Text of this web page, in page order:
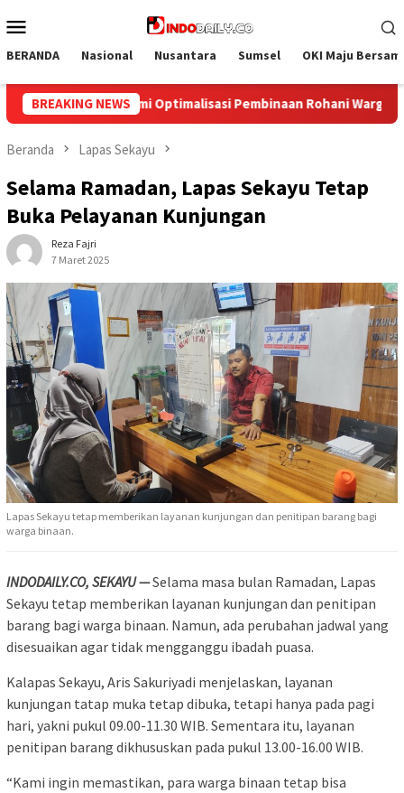
ke
Mobile
BERANDA Nasional Nusantara Sumsel OKI Maju
BREAKING NEWS
Warga Binaan Bangun Kesamaan Persepsi, Lapas
Beranda Lapas Sekayu
Selama Ramadan, Lapas Sekayu Tetap
Buka Pelayanan Kunjungan
Reza Fajri
7 Maret 2025
Lapas Sekayu tetap memberikan layanan kunjungan dan penitipan barang bagi
warga binaan.
INDODAILY.CO, SEKAYU —Selama masa bulan Ramadan, Lapas
Sekayu tetap memberikan layanan kunjungan dan penitipan
barang bagi warga binaan. Namun, ada perubahan jadwal yang
disesuaikan agar tidak mengganggu ibadah puasa.
Kalapas Sekayu, Aris Sakuriyadi menjelaskan, layanan
kunjungan tatap muka tetap dibuka, tetapi hanya pada pagi
hari, yakni pukul 09.00-11.30 WIB. Sementara itu, layanan
penitipan barang dikhususkan pada pukul 13.00-16.00 WIB.
“Kami ingin memastikan, para warga binaan tetap bisa